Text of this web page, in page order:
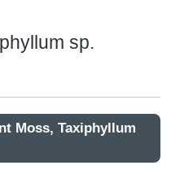
sp.
Moss, Taxiphyllum